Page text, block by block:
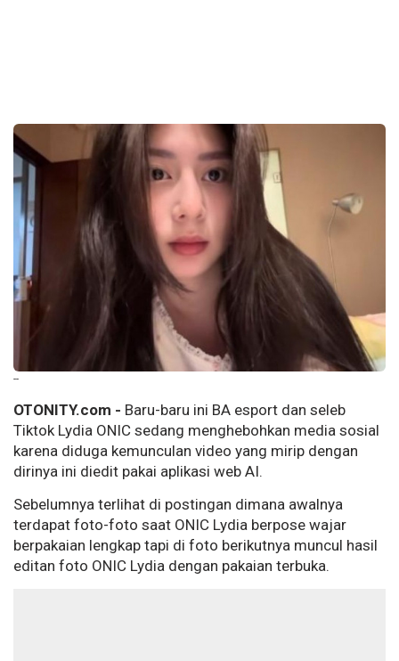
--
OTONITY.com - Baru-baru ini BA esport dan seleb
Tiktok Lydia ONIC sedang menghebohkan media sosial
karena diduga kemunculan video yang mirip dengan
dirinya ini diedit pakai aplikasi web AI.
Sebelumnya terlihat di postingan dimana awalnya
terdapat foto-foto saat ONIC Lydia berpose wajar
berpakaian lengkap tapi di foto berikutnya muncul hasil
editan foto ONIC Lydia dengan pakaian terbuka.